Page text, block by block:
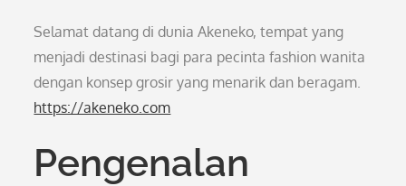
Selamat datang di dunia Akeneko, tempat yang
menjadi destinasi bagi para pecinta fashion wanita
dengan konsep grosir yang menarik dan beragam.
https://akeneko.com
Pengenalan